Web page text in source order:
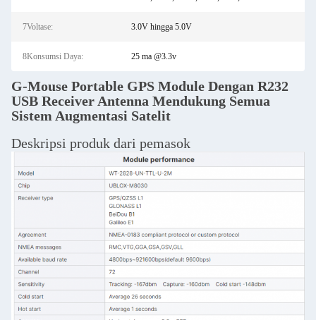
7Voltase: 3.0V hingga 5.0V
8Konsumsi Daya: 25 ma @3.3v
G-Mouse Portable GPS Module Dengan R232
USB Receiver Antenna Mendukung Semua
Sistem Augmentasi Satelit
Deskripsi produk dari pemasok